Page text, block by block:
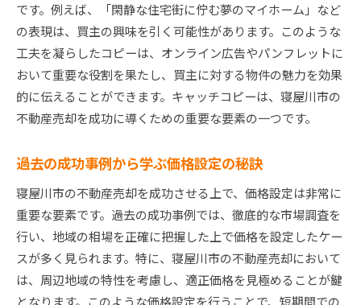
です。例えば、「閑静な住宅街に佇む夢のマイホーム」など
の表現は、買主の興味を引く可能性があります。このような
工夫を凝らしたコピーは、オンライン広告やパンフレットに
おいて重要な役割を果たし、買主に対する物件の魅力を効果
的に伝えることができます。キャッチコピーは、寝屋川市の
不動産売却を成功に導くための重要な要素の一つです。
過去の成功事例から学ぶ価格設定の秘訣
寝屋川市の不動産売却を成功させる上で、価格設定は非常に
重要な要素です。過去の成功事例では、徹底的な市場調査を
行い、地域の相場を正確に把握した上で価格を設定したケー
スが多く見られます。特に、寝屋川市の不動産売却において
は、周辺地域の特性を考慮し、適正価格を見極めることが鍵
となります。このような価格設定を行うことで、短期間での